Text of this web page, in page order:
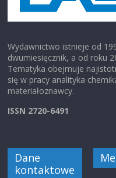
Wydawnictwo istnieje od
dwumiesięcznik, a od roku
Tematyka obejmuje
się w pracy analityka
materiałoznawcy.
ISSN 2720-6491
Dane
kontaktowe